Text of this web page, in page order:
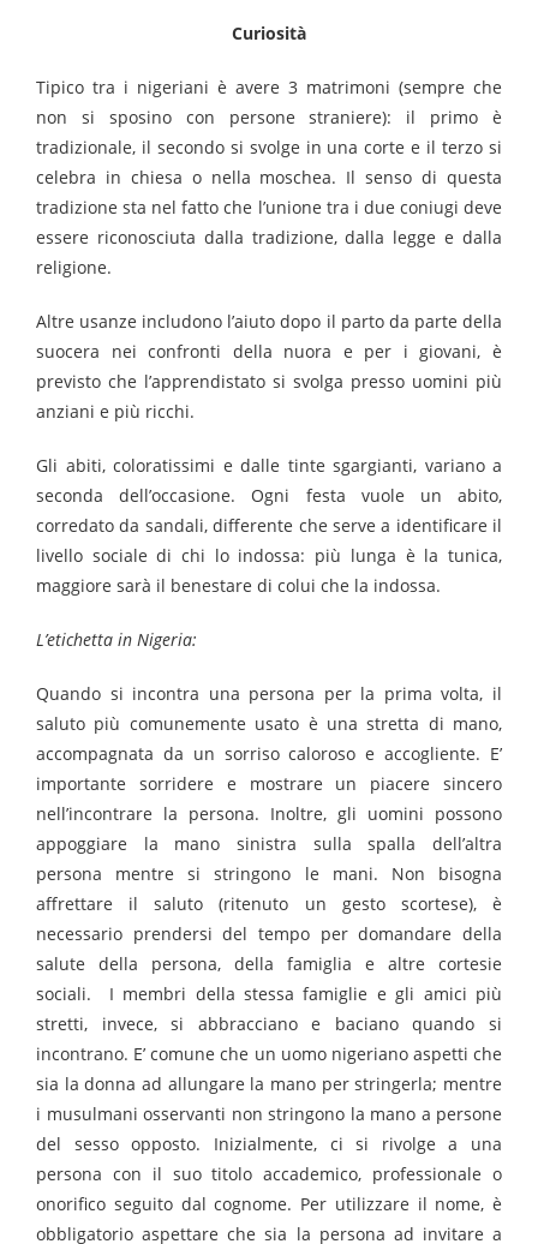
Curiosità
Tipico tra i nigeriani è avere 3 matrimoni (sempre che
non si sposino con persone straniere): il primo è
tradizionale, il secondo si svolge in una corte e il terzo si
celebra in chiesa o nella moschea. Il senso di questa
tradizione sta nel fatto che l’unione tra i due coniugi deve
essere riconosciuta dalla tradizione, dalla legge e dalla
religione.
Altre usanze includono l’aiuto dopo il parto da parte della
suocera nei confronti della nuora e per i giovani, è
previsto che l’apprendistato si svolga presso uomini più
anziani e più ricchi.
Gli abiti, coloratissimi e dalle tinte sgargianti, variano a
seconda dell’occasione. Ogni festa vuole un abito,
corredato da sandali, differente che serve a identificare il
livello sociale di chi lo indossa: più lunga è la tunica,
maggiore sarà il benestare di colui che la indossa.
L’etichetta in Nigeria:
Quando si incontra una persona per la prima volta, il
saluto più comunemente usato è una stretta di mano,
accompagnata da un sorriso caloroso e accogliente. E’
importante sorridere e mostrare un piacere sincero
nell’incontrare la persona. Inoltre, gli uomini possono
appoggiare la mano sinistra sulla spalla dell’altra
persona mentre si stringono le mani. Non bisogna
affrettare il saluto (ritenuto un gesto scortese), è
necessario prendersi del tempo per domandare della
salute della persona, della famiglia e altre cortesie
sociali. I membri della stessa famiglie e gli amici più
stretti, invece, si abbracciano e baciano quando si
incontrano. E’ comune che un uomo nigeriano aspetti che
sia la donna ad allungare la mano per stringerla; mentre
i musulmani osservanti non stringono la mano a persone
del sesso opposto. Inizialmente, ci si rivolge a una
persona con il suo titolo accademico, professionale o
onorifico seguito dal cognome. Per utilizzare il nome, è
obbligatorio aspettare che sia la persona ad invitare a